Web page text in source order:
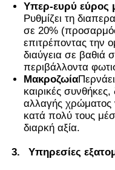
Έξυπνο γυαλί pdlc
Φίλμ PNLC
Διαμεσοστρώμα
Υπερ-ευρύ εύρος
Ρυθμίζει τη
σε 20%
επιτρέποντας την
διαύγεια σε βαθιά
περιβάλλοντα
Μακροζωία
καιρικές
αλλαγής χρώματος
κατά πολύ τους
διαρκή αξία.
3. Υπηρεσίες